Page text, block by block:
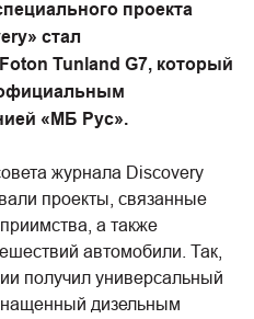
проекта
стал
Tunland G7, который
«МБ Рус».
журнала Discovery
проекты, связанные
а также
автомобили. Так,
получил универсальный
дизельным